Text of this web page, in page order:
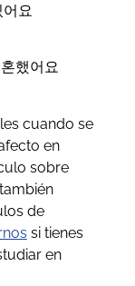
요
했어요
cuando se
en
sobre
de
si tienes
en